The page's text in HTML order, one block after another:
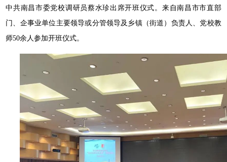
中共南昌市委党校调研员蔡水珍出席开班仪式。来自南昌市市直部
门、企事业单位主要领导或分管领导及乡镇（街道）负责人、党校教
师50余人参加开班仪式。